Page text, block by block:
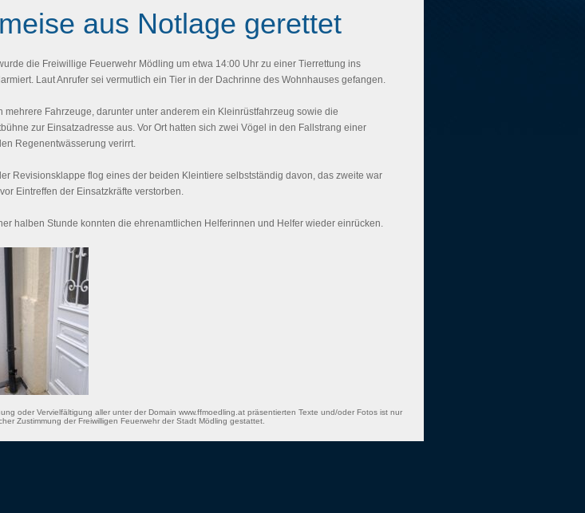
aus Notlage gerettet
die Freiwillige Feuerwehr Mödling um etwa 14:00 Uhr zu einer Tierrettung ins
Laut Anrufer sei vermutlich ein Tier in der Dachrinne des Wohnhauses gefangen.
mehrere Fahrzeuge, darunter unter anderem ein Kleinrüstfahrzeug sowie die
zur Einsatzadresse aus. Vor Ort hatten sich zwei Vögel in den Fallstrang einer
Regenentwässerung verirrt.
Revisionsklappe flog eines der beiden Kleintiere selbstständig davon, das zweite war
Eintreffen der Einsatzkräfte verstorben.
halben Stunde konnten die ehrenamtlichen Helferinnen und Helfer wieder einrücken.
oder Vervielfältigung aller unter der Domain www.ffmoedling.at präsentierten Texte und/oder Fotos ist nur
Zustimmung der Freiwilligen Feuerwehr der Stadt Mödling gestattet.